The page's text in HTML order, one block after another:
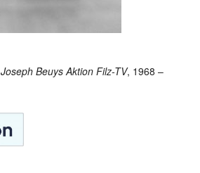
Joseph Beuys Aktion Filz-TV, 1968 –